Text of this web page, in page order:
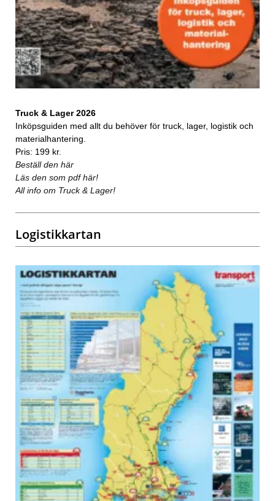
Truck & Lager 2026
Inköpsguiden med allt du behöver för truck, lager, logistik och
materialhantering.
Pris: 199 kr.
Beställ den här
Läs den som pdf här!
All info om Truck & Lager!
Logistikkartan